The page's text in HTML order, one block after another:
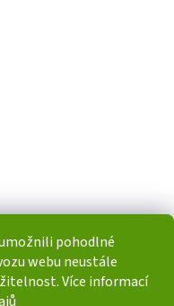
pohodlné
webu neustále
Více informací